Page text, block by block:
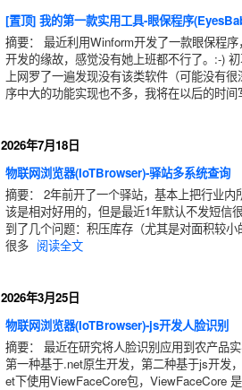
[置顶] 我的第一款实用工具-眼保程序
摘要： 最近利用Winform开发了一款眼保程
开发的缘故，感觉没有她上班都不行了。:-)
上网罗了一遍发现没有该类软件（可能没有
序中大的功能实现也不多，我将在以后的时
2026年7月18日
物联网浏览器(IoTBrowser)-驿站多系统查询
摘要： 2年前开了一个驿站，基本上把行业
该是相对好用的，但是最近1年默认不发短信
到了几个问题：积压库存（尤其是对面积较
很多 阅读全文
2026年3月25日
物联网浏览器(IoTBrowser)-js开发人脸识别
摘要： 最近在研究将人脸识别应用到农产品
第一种基于.net原生开发，第二种基于js开发
et下使用ViewFaceCore包，ViewFaceCore